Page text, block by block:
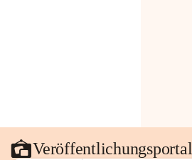
Veröffentlichungsportal